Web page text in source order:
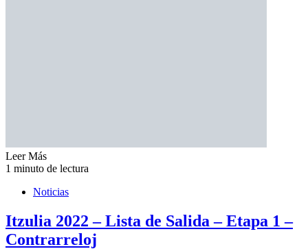
Leer Más
1 minuto de lectura
Noticias
Itzulia 2022 – Lista de Salida – Etapa 1 –
Contrarreloj